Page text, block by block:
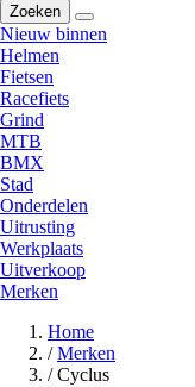
Zoeken
Nieuw binnen
Helmen
Fietsen
Racefiets
Grind
MTB
BMX
Stad
Onderdelen
Uitrusting
Werkplaats
Uitverkoop
Merken
Home
/ Merken
/ Cyclus